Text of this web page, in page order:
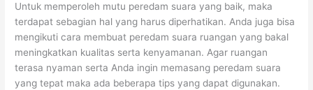
Untuk memperoleh mutu peredam suara yang baik, maka
terdapat sebagian hal yang harus diperhatikan. Anda juga bisa
mengikuti cara membuat peredam suara ruangan yang bakal
meningkatkan kualitas serta kenyamanan. Agar ruangan
terasa nyaman serta Anda ingin memasang peredam suara
yang tepat maka ada beberapa tips yang dapat digunakan.